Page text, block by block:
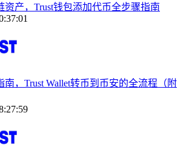
资产，Trust钱包添加代币全步骤指南
南，Trust Wallet转币到币安的全流程（附